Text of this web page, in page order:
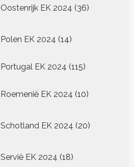
Oostenrijk EK 2024 36
producten
Polen EK 2024 1414
Portugal EK 2024 115115
Roemenië EK 2024 1010
Schotland EK 2024 20
producten
Servië EK 2024 1818